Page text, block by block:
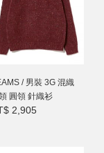
/ 男裝 3G 混織
圓領 針織衫
2,905